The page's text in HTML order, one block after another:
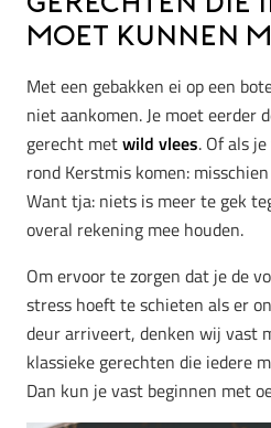
moet kunnen
Met een gebakken ei op een
niet aankomen. Je moet eerder
gerecht metwild vlees. Of als
rond Kerstmis komen:
Want tja: niets is meer te gek
overal rekening mee houden.
Om ervoor te zorgen dat je de
stress hoeft te schieten als er
deur arriveert, denken wij vast
klassieke gerechten die iedere
Dan kun je vast beginnen met